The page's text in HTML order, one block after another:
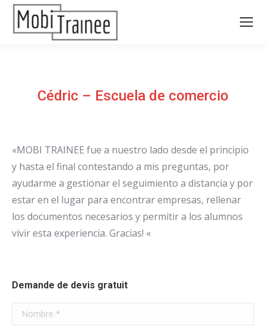
Cédric – Escuela de comercio
«MOBI TRAINEE fue a nuestro lado desde el principio
y hasta el final contestando a mis preguntas, por
ayudarme a gestionar el seguimiento a distancia y por
estar en el lugar para encontrar empresas, rellenar
los documentos necesarios y permitir a los alumnos
vivir esta experiencia. Gracias! «
Demande de devis gratuit
Nombre *